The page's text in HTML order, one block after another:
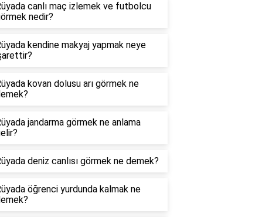
canlı maç izlemek ve futbolcu
nedir?
kendine makyaj yapmak neye
kovan dolusu arı görmek ne
jandarma görmek ne anlama
deniz canlısı görmek ne demek?
öğrenci yurdunda kalmak ne